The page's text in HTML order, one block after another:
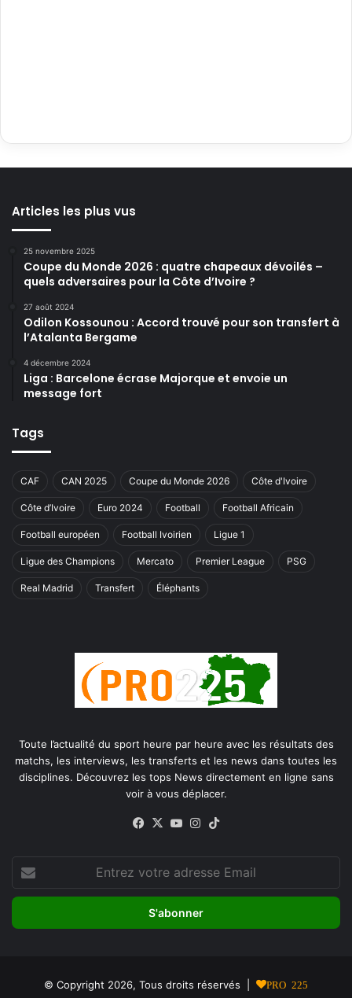
Articles les plus vus
25 novembre 2025
Coupe du Monde 2026 : quatre chapeaux dévoilés –
quels adversaires pour la Côte d’Ivoire ?
27 août 2024
Odilon Kossounou : Accord trouvé pour son transfert à
l’Atalanta Bergame
4 décembre 2024
Liga : Barcelone écrase Majorque et envoie un
message fort
Tags
CAF CAN 2025 Coupe du Monde 2026 Côte d'Ivoire
Côte d’Ivoire Euro 2024 Football Football Africain
Football européen Football Ivoirien Ligue 1
Ligue des Champions Mercato Premier League PSG
Real Madrid Transfert Éléphants
Toute l’actualité du sport heure par heure avec les résultats des
matchs, les interviews, les transferts et les news dans toutes les
disciplines. Découvrez les tops News directement en ligne sans
voir à vous déplacer.
Facebook
X YouTubeInstagram
votre
adresse
© Copyright 2026, Tous droits réservés | PRO 225